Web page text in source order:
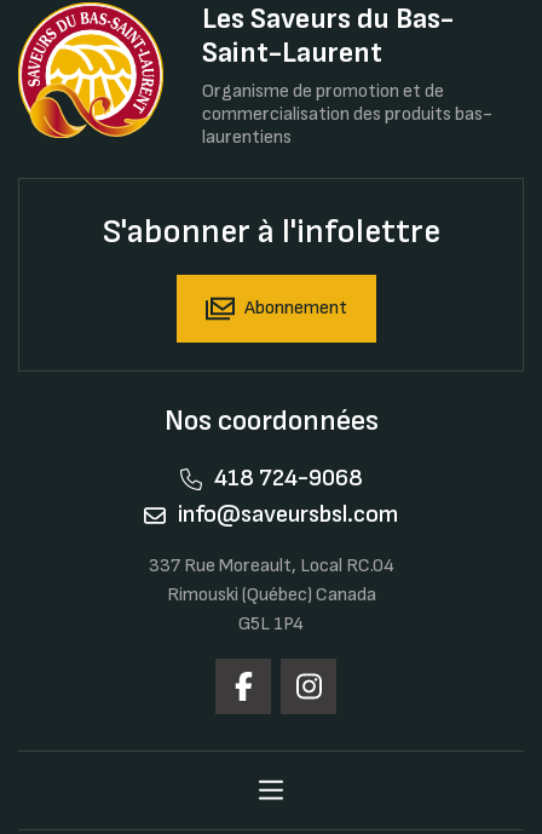
Les Saveurs du Bas-
Saint-Laurent
Organisme de promotion et de
commercialisation des produits bas-
laurentiens
S'abonner à l'infolettre
Abonnement
Nos coordonnées
418 724-9068
info@saveursbsl.com
337 Rue Moreault, Local RC.04
Rimouski (Québec) Canada
G5L 1P4